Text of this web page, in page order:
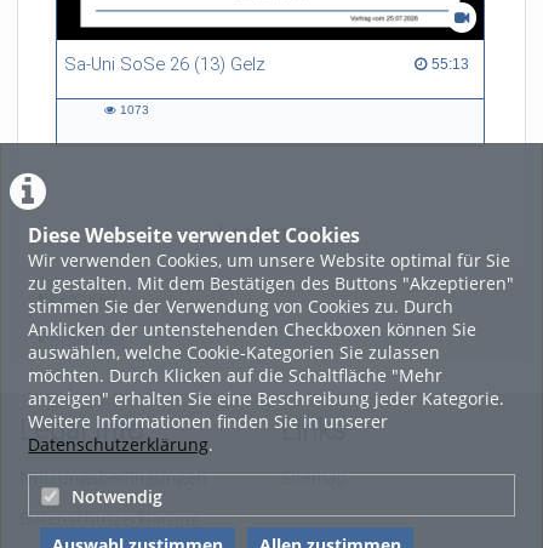
Diese Webseite verwendet Cookies
Wir verwenden Cookies, um unsere Website optimal für Sie
zu gestalten. Mit dem Bestätigen des Buttons "Akzeptieren"
stimmen Sie der Verwendung von Cookies zu. Durch
Anklicken der untenstehenden Checkboxen können Sie
auswählen, welche Cookie-Kategorien Sie zulassen
möchten. Durch Klicken auf die Schaltfläche "Mehr
anzeigen" erhalten Sie eine Beschreibung jeder Kategorie.
Weitere Informationen finden Sie in unserer
Datenschutzerklärung.
Notwendig
Sa-Uni SoSe 26 (13) Gelz 55:13
55:13 duration
1073
LADE MEHR
Featured
Beliebtheit
Legal Info
Nutzungsbedingungen
Datenschutzerklärung
Links
Sitemap